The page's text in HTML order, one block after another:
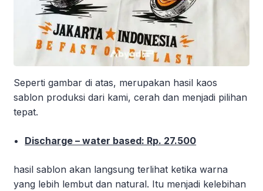
Seperti gambar di atas, merupakan hasil kaos
sablon produksi dari kami, cerah dan menjadi pilihan
tepat.
Discharge – water based: Rp. 27.500
hasil sablon akan langsung terlihat ketika warna
yang lebih lembut dan natural. Itu menjadi kelebihan